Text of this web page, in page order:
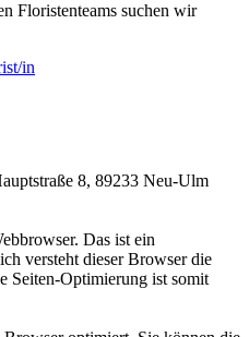
Floristenteams suchen wir
in
8, 89233 Neu-Ulm
Das ist ein
versteht dieser Browser die
Seiten-Optimierung ist somit